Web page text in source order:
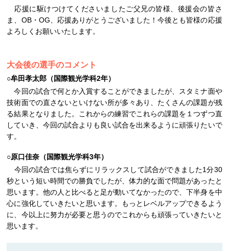
応援に駆けつけてくださいましたご父兄の皆様、後援会の皆さ
ま、OB・OG、応援ありがとうございました！今後とも皆様の応援
よろしくお願いいたします。
大会後の選手のコメント
○牟田孝太郎（国際観光学科2年）
今回の試合で何とか入賞することができましたが、スタミナ面や
技術面での直さないといけない所が多々あり、たくさんの課題が残
る結果となりました。これからの練習でこれらの課題を１つずつ直
していき、今回の試合よりも良い試合を出来るように頑張りたいで
す。
○原口佳奈（国際観光学科3年）
今回の試合では焦らずにリラックスして試合ができました1分30
秒という短い時間での勝負でしたが、体力的な面で問題があったと
思います。他の人と比べると足が動いてなかったので、下半身を中
心に強化していきたいと思います。もっとレベルアップできるよう
に、今以上に努力が必要と思うのでこれからも頑張っていきたいと
思います。